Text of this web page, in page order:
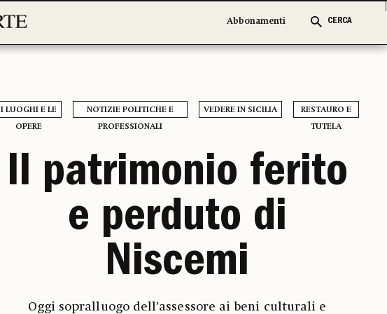
Abbonamenti CERCA
Abbonamenti CERCA
I LUOGHI E LE
OPERE
NOTIZIE POLITICHE E
PROFESSIONALI
VEDERE IN SICILIA
RESTAURO E
TUTELA
Il patrimonio ferito
e perduto di
Niscemi
Oggi sopralluogo dell’assessore ai beni culturali e